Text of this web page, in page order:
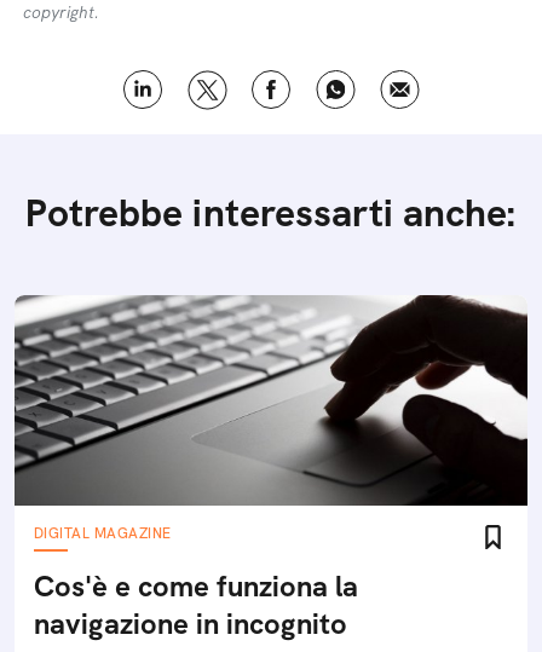
copyright.
Potrebbe interessarti anche:
DIGITAL MAGAZINE
Cos'è e come funziona la
navigazione in incognito